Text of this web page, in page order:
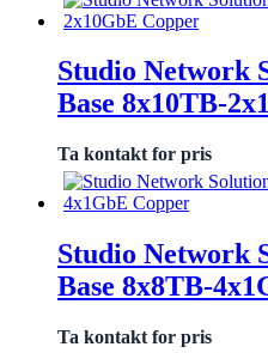
Studio Network
Base 8x10TB-
Ta kontakt for pris
Studio Network
Base 8x8TB-
Ta kontakt for pris